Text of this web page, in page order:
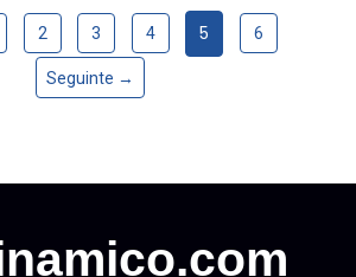
2 3 4 5 6
Seguinte →